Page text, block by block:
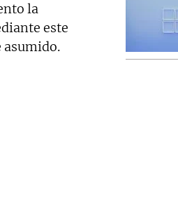
la
este
asumido.